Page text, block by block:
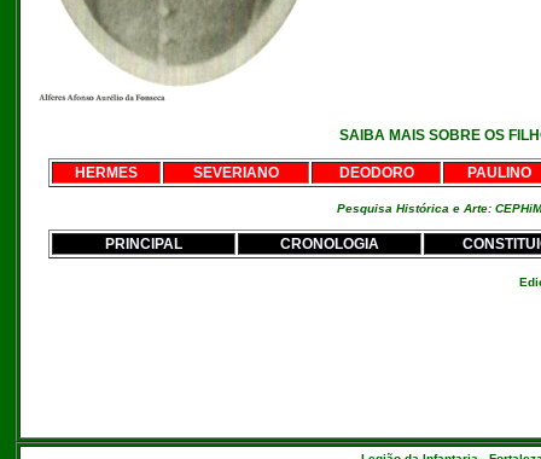
SAIBA MAIS SOBRE OS
HERMES SEVERIANO DEODORO PAULINO
Pesquisa Histórica e Arte:
PRINCIPAL CRONOLOGIA